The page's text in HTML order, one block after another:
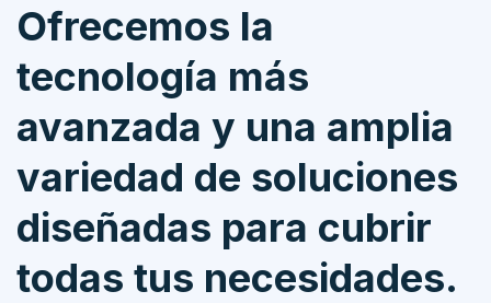
Ofrecemos la
tecnología más
avanzada y una amplia
variedad de soluciones
diseñadas para cubrir
todas tus necesidades.